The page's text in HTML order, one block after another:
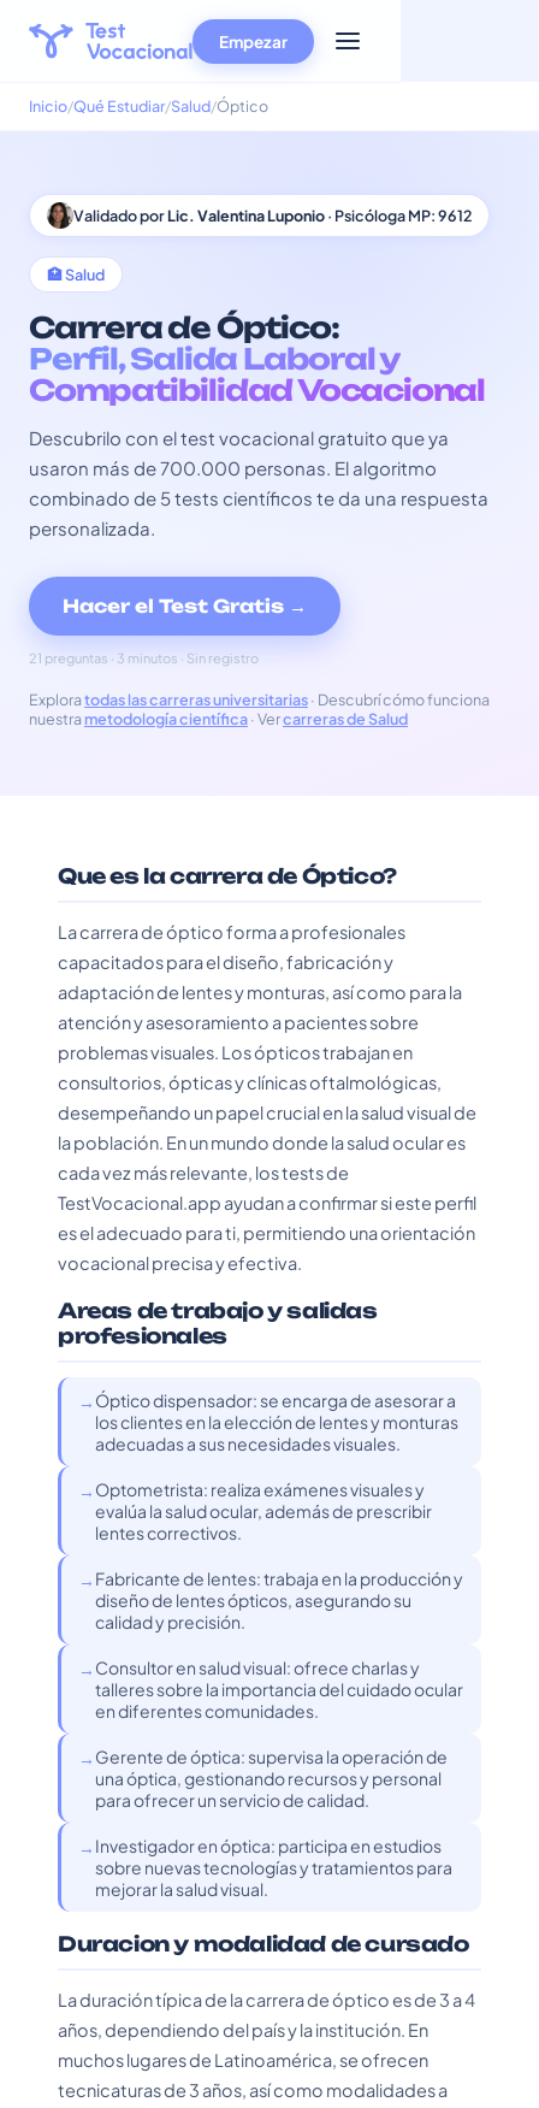
Empezar
Inicio Qué Estudiar Salud Óptico
Validado porLic. Valentina Luponio· Psicóloga MP: 9612
🏥 Salud
Carrera de Óptico:
Perfil, Salida Laboral y
Compatibilidad Vocacional
Descubrilo con el test vocacional gratuito que ya
usaron más de 700.000 personas. El algoritmo
combinado de 5 tests científicos te da una respuesta
personalizada.
Hacer el Test Gratis →
21 preguntas · 3 minutos · Sin registro
Exploratodas las carreras universitarias· Descubrí cómo funciona
nuestra metodología científica· Vercarreras de Salud
Que es la carrera de Óptico?
La carrera de óptico forma a profesionales
capacitados para el diseño, fabricación y
adaptación de lentes y monturas, así como para la
atención y asesoramiento a pacientes sobre
problemas visuales. Los ópticos trabajan en
consultorios, ópticas y clínicas oftalmológicas,
desempeñando un papel crucial en la salud visual de
la población. En un mundo donde la salud ocular es
cada vez más relevante, los tests de
TestVocacional.app ayudan a confirmar si este perfil
es el adecuado para ti, permitiendo una orientación
vocacional precisa y efectiva.
Areas de trabajo y salidas
profesionales
Óptico dispensador: se encarga de asesorar a
los clientes en la elección de lentes y monturas
adecuadas a sus necesidades visuales.
Optometrista: realiza exámenes visuales y
evalúa la salud ocular, además de prescribir
lentes correctivos.
Fabricante de lentes: trabaja en la producción y
diseño de lentes ópticos, asegurando su
calidad y precisión.
Consultor en salud visual: ofrece charlas y
talleres sobre la importancia del cuidado ocular
en diferentes comunidades.
Gerente de óptica: supervisa la operación de
una óptica, gestionando recursos y personal
para ofrecer un servicio de calidad.
Investigador en óptica: participa en estudios
sobre nuevas tecnologías y tratamientos para
mejorar la salud visual.
Duracion y modalidad de cursado
La duración típica de la carrera de óptico es de 3 a 4
años, dependiendo del país y la institución. En
muchos lugares de Latinoamérica, se ofrecen
tecnicaturas de 3 años, así como modalidades a